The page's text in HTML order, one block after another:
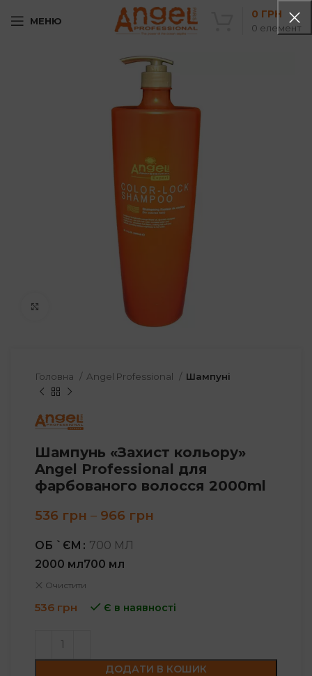
МЕНЮ
0 елемент
0 ГРН
Клацніть, щоб збільшити
Головна Angel Professional Шампуні
Шампунь «Захист кольору»
Angel Professional для
фарбованого волосся 2000ml
536 грн – 966 грн
ОБ `ЄМ
700 МЛ
2000 мл700 мл
Очистити
536 грн Є в наявності
ДОДАТИ В КОШИК